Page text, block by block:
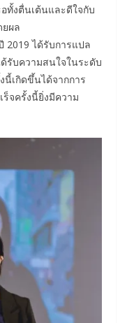
ทั้งตื่นเต้นและดีใจกับ
ยผล
2019 ได้รับการแปล
รับความสนใจในระดับ
เกิดขึ้นได้จากการ
จครั้งนี้ยิ่งมีความ